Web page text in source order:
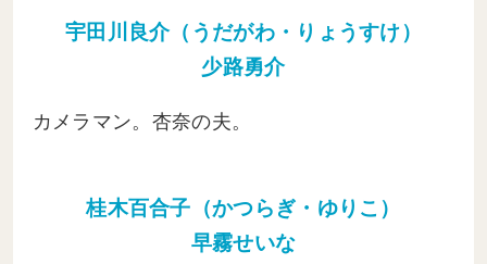
宇田川良介（うだがわ・りょうすけ）
少路勇介
カメラマン。杏奈の夫。
桂木百合子（かつらぎ・ゆりこ）
早霧せいな